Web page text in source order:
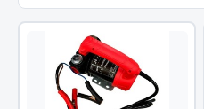
Подогреватели тосола
Весь раздел